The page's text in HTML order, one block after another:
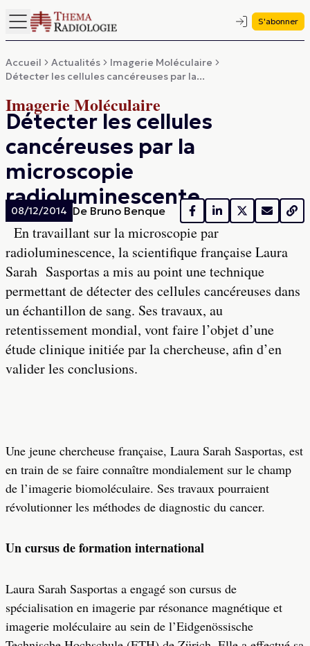
S'abonner
Accueil Actualités
Imagerie Moléculaire
Détecter les cellules cancéreuses par la...
Imagerie Moléculaire
Détecter les cellules
cancéreuses par la
microscopie
radioluminescente
08/12/2014 De Bruno Benque
En travaillant sur la microscopie par
radioluminescence, la scientifique française Laura
Sarah Sasportas a mis au point une technique
permettant de détecter des cellules cancéreuses dans
un échantillon de sang. Ses travaux, au
retentissement mondial, vont faire l’objet d’une
étude clinique initiée par la chercheuse, afin d’en
valider les conclusions.
Une jeune chercheuse française, Laura Sarah Sasportas, est
en train de se faire connaître mondialement sur le champ
de l’imagerie biomoléculaire. Ses travaux pourraient
révolutionner les méthodes de diagnostic du cancer.
Un cursus de formation international
Laura Sarah Sasportas a engagé son cursus de
spécialisation en imagerie par résonance magnétique et
imagerie moléculaire au sein de l’Eidgenössische